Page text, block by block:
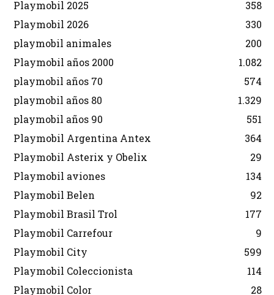
Playmobil 2025
358
Playmobil 2026
330
playmobil animales
200
Playmobil años 2000
1.082
playmobil años 70
574
playmobil años 80
1.329
playmobil años 90
551
Playmobil Argentina Antex
364
Playmobil Asterix y Obelix
29
Playmobil aviones
134
Playmobil Belen
92
Playmobil Brasil Trol
177
Playmobil Carrefour
9
Playmobil City
599
Playmobil Coleccionista
114
Playmobil Color
28